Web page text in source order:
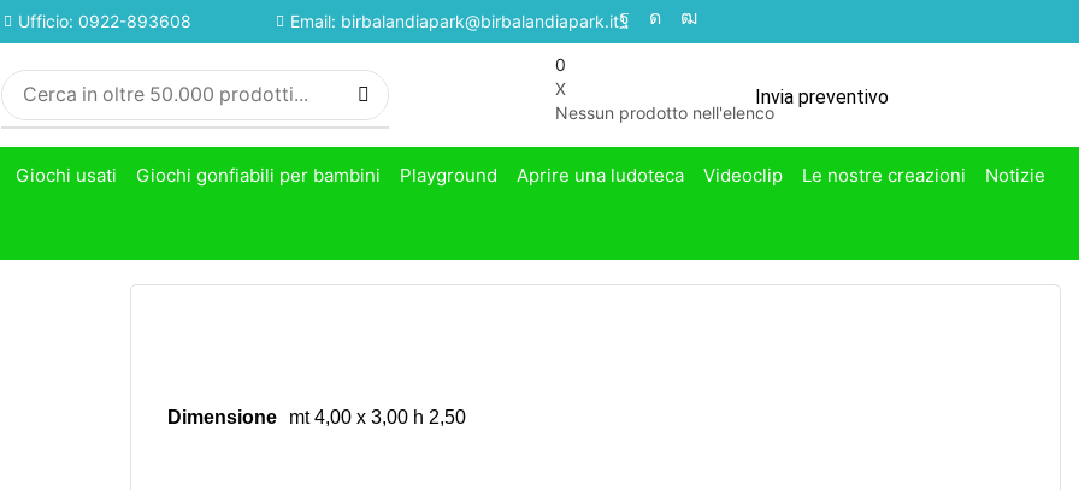
Ufficio: 0922-893608 Email: birbalandiapark@birbalandiapark.it
0
X
Nessun prodotto nell'elenco
Invia preventivo
Giochi usati Giochi gonfiabili per bambini Playground Aprire una ludoteca Videoclip Le nostre creazioni Notizie
Dimensione mt 4,00 x 3,00 h 2,50